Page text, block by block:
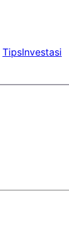
TipsInvestasi